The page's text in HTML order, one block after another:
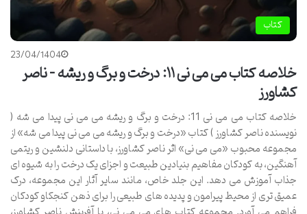
کتاب
23/04/1404
خلاصه کتاب می می نی ۱۱: درخت و برگ و ریشه – ناصر
کشاورز
خلاصه کتاب می می نی 11: درخت و برگ و ریشه می می نی پیدا می شه (
نویسنده ناصر کشاورز ) کتاب «درخت و برگ و ریشه می می نی پیدا می شه» از
مجموعه محبوب «می می نی» اثر ناصر کشاورز، با داستانی دلنشین و ریتمی
آهنگین، به کودکان مفاهیم بنیادین طبیعت و اجزای یک درخت را به شیوه ای
جذاب آموزش می دهد. این جلد خاص، مانند سایر آثار این مجموعه، درک
عمیق تری از محیط پیرامون و پدیده های طبیعی را برای ذهن کنجکاو کودکان